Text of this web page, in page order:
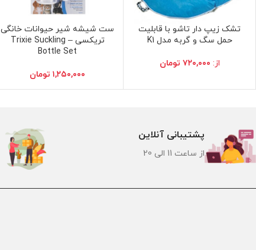
انتخاب گزینه ها
تشک زیپ دار تاشو با قابلیت
حمل سگ و گربه مدل K1
از: ۷۲۰,۰۰۰ تومان
افزودن به سبد خرید
ست شیشه شیر حیوانات خانگی
تریکسی – Trixie Suckling
Bottle Set
۱,۲۵۰,۰۰۰ تومان
پشتیبانی آنلاین
از ساعت 11 الی 20